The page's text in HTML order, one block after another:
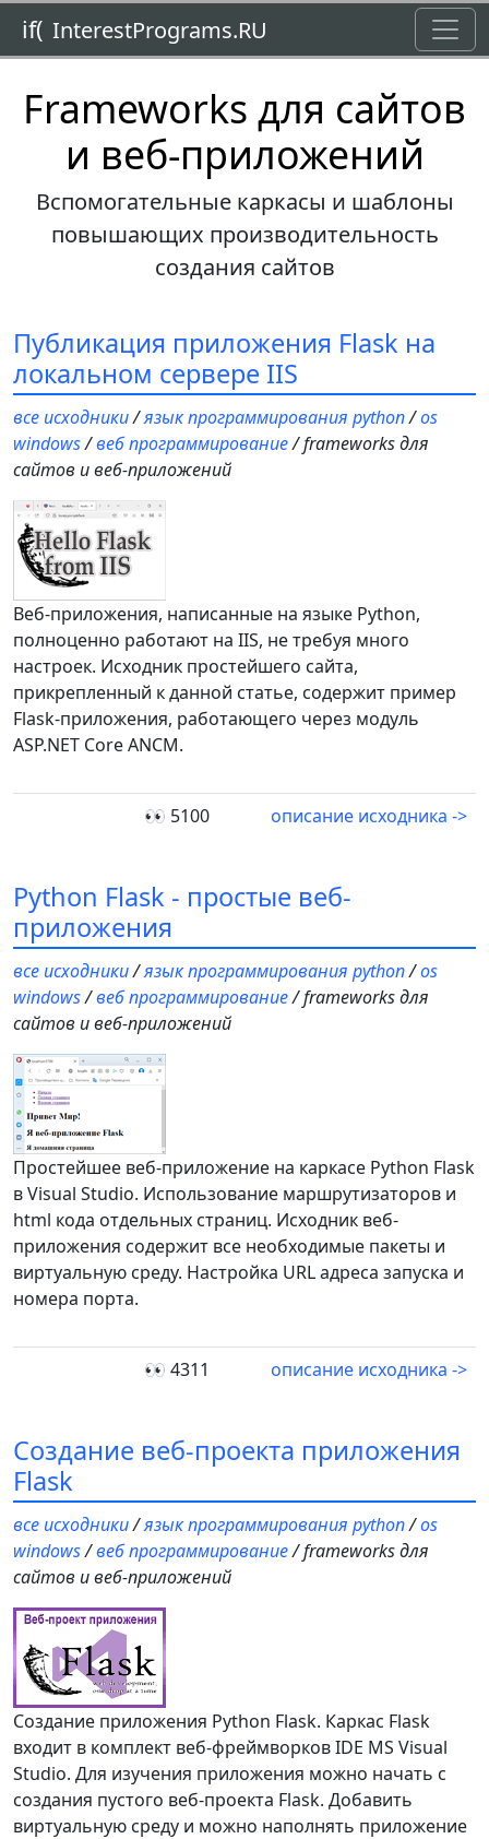
if( InterestPrograms.RU
Frameworks для сайтов
и веб-приложений
Вспомогательные каркасы и шаблоны
повышающих производительность
создания сайтов
Публикация приложения Flask на
локальном сервере IIS
все исходники/язык программирования python/os
windows/веб программирование/ frameworks для
сайтов и веб-приложений
Веб-приложения, написанные на языке Python,
полноценно работают на IIS, не требуя много
настроек. Исходник простейшего сайта,
прикрепленный к данной статье, содержит пример
Flask-приложения, работающего через модуль
ASP.NET Core ANCM.
👀 5100 описание исходника ->
Python Flask - простые веб-
приложения
все исходники/язык программирования python/os
windows/веб программирование/ frameworks для
сайтов и веб-приложений
Простейшее веб-приложение на каркасе Python Flask
в Visual Studio. Использование маршрутизаторов и
html кода отдельных страниц. Исходник веб-
приложения содержит все необходимые пакеты и
виртуальную среду. Настройка URL адреса запуска и
номера порта.
👀 4311 описание исходника ->
Создание веб-проекта приложения
Flask
все исходники/язык программирования python/os
windows/веб программирование/ frameworks для
сайтов и веб-приложений
Создание приложения Python Flask. Каркас Flask
входит в комплект веб-фреймворков IDE MS Visual
Studio. Для изучения приложения можно начать с
создания пустого веб-проекта Flask. Добавить
виртуальную среду и можно наполнять приложение